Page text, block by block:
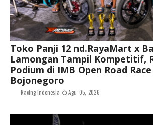
Toko Panji 12 nd.RayaMart x
Lamongan Tampil Kompetitif,
Podium di IMB Open Road Race
Bojonegoro
Racing Indonesia Agu 05, 2026